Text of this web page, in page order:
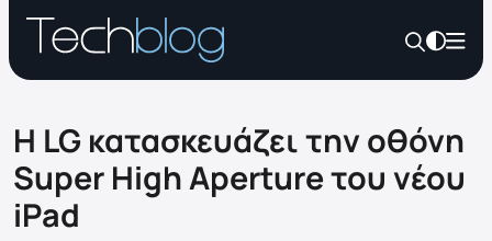
Η LG κατασκευάζει την οθόνη
Super High Aperture του νέου
iPad